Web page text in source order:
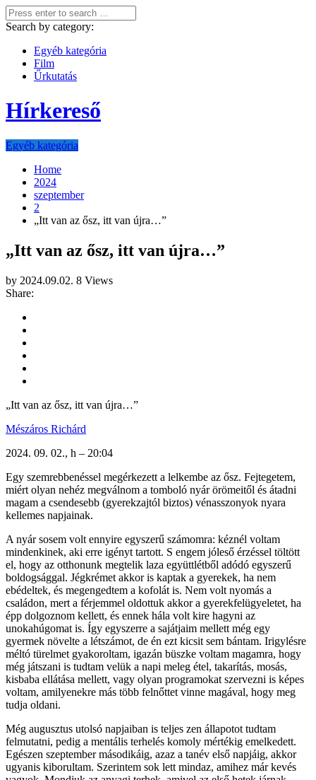
Search by category:
Egyéb kategória
Film
Űrkutatás
Hírkereső
Egyéb kategória
Home
2024
szeptember
2
„Itt van az ősz, itt van újra…”
„Itt van az ősz, itt van újra…”
by 2024.09.02. 8 Views
Share:
„Itt van az ősz, itt van újra…”
Mészáros Richárd
2024. 09. 02., h – 20:04
Egy szemrebbenéssel megérkezett a lelkembe az ősz. Fejtegetem,
miért olyan nehéz megválnom a tomboló nyár örömeitől és átadni
magam a csendesebb (gyerekzajtól biztos) vénasszonyok nyara
kellemes napjainak.
A nyár sosem volt ennyire egyszerű számomra: kéznél voltam
mindenkinek, aki erre igényt tartott. S engem jóleső érzéssel töltött
el, hogy az otthonunk megtelik laza együttlétből adódó egyszerű
boldogsággal. Jégkrémet akkor is kaptak a gyerekek, ha nem
ebédeltek, és megengedtem a kofolát is. Nem volt nyomás a
családon, mert a férjemmel oldottuk akkor a gyerekfelügyeletet, ha
épp dolgoznom kellett, és ennek hála volt kire hagyni az
unokahúgomat is. Így egyszerre a sajátjaim mellett még egy
gyermek növelte a létszámot, de én ezt kicsit sem bántam. Irigylésre
méltó türelmet gyakoroltam, igazán büszke voltam magamra, hogy
még játszani is tudtam velük a napi meleg étel, takarítás, mosás,
kisbaba ellátása mellett, vagy olyan programokat szervezni is képes
voltam, amilyenekre más több felnőttet vinne magával, hogy meg
tudja oldani.
Még augusztus utolsó napjaiban is teljes zen állapotot tudtam
felmutatni, pedig a mentális terhelés komoly mértékig emelkedett.
Egészen szeptember másodikáig, azaz a tanév első napjáig, akkor
ugyanis kiborultam. Szerintem sok lett mindaz, amihez már kevés